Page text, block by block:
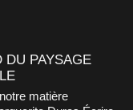
PAYSAGE
matière